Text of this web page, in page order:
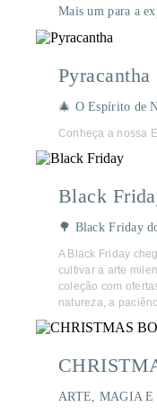
Mais um para a
Pyracantha
🎄 O Espírito de
Conheça a nossa
Black
🌳 Black Friday
A Black Friday
cultivar a arte
coleção com
natureza, a
ARTE, MAGIA